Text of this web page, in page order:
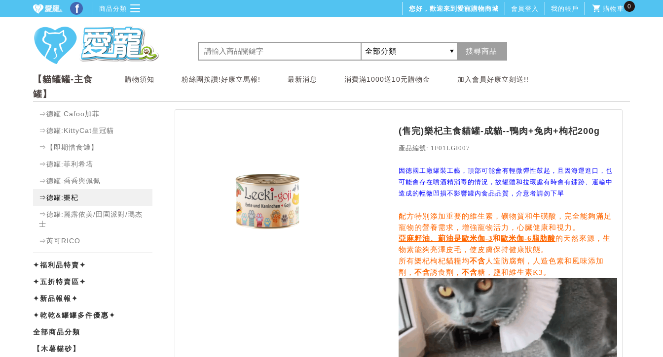
f 商品分類 您好，歡迎來到愛寵購物商城 會員登入 我的帳戶 購物車 0
【貓罐罐-主食
罐】
購物須知 粉絲團按讚!好康立馬報! 最新消息 消費滿1000送10元購物金 加入會員好康立刻送!!
⇒德罐:Cafoo加菲
⇒德罐:KittyCat皇冠貓
⇒【即期惜食罐】
⇒德罐:菲利希塔
⇒德罐:喬喬與佩佩
⇒德罐:樂杞
⇒德罐:麗露依美/田園派對/瑪杰
士
⇒芮可RICO
✦福利品特賣✦
✦五折特賣區✦
✦新品報報✦
✦乾乾&罐罐多件優惠✦
全部商品分類
【木薯貓砂】
(售完)樂杞主食貓罐-成貓--鴨肉+兔肉+枸杞200g
產品編號: 1F01LGI007
因德國工廠罐裝工藝，頂部可能會有輕微彈性鼓起，且因海運進口，也
可能會存在噴酒精消毒的情況，故罐體和拉環處有時會有鏽跡、運輸中
造成的輕微凹損不影響罐內食品品質，介意者請勿下單
配方特別添加重要的維生素，礦物質和牛磺酸，完全能夠滿足
寵物的營養需求，增強寵物活力，心臟健康和視力。
亞麻籽油、薊油是歐米伽-3和 歐米伽-6脂肪酸的天然來源，生
物素能夠亮澤皮毛，使皮膚保持健康狀態。
所有樂杞枸杞貓糧均不含 人造防腐劑，人造色素和風味添加
劑，不含誘食劑，不含糖，鹽和維生素K3 。